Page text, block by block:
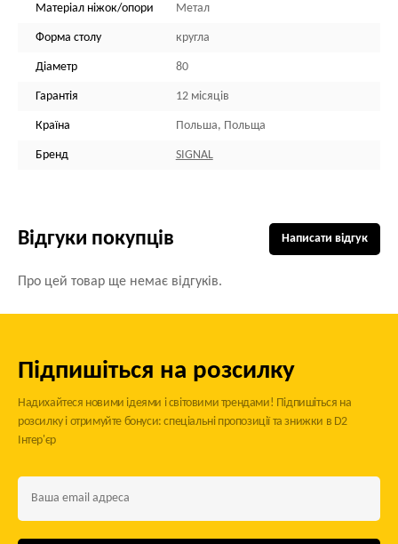
Матеріал ніжок/опори Метал
Форма столу кругла
Діаметр 80
Гарантія 12 місяців
Країна Польша, Польща
Бренд SIGNAL
Відгуки покупців
Про цей товар ще немає відгуків.
Написати відгук
Підпишіться на розсилку
Надихайтеся новими ідеями і світовими трендами! Підпишіться на
розсилку і отримуйте бонуси: спеціальні пропозиції та знижки в D2
Інтер'єр